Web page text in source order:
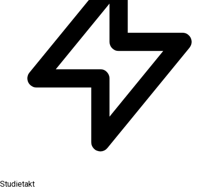
Studietakt